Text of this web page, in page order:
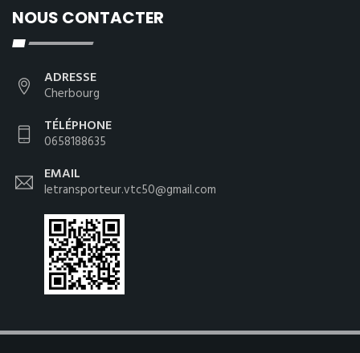
NOUS CONTACTER
ADRESSE
Cherbourg
TÉLÉPHONE
0658188635
EMAIL
letransporteur.vtc50@gmail.com